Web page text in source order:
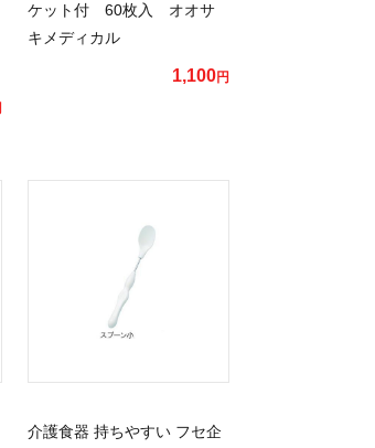
ケット付 60枚入 オオサ
キメディカル
1,100円
介護食器 持ちやすい フセ企